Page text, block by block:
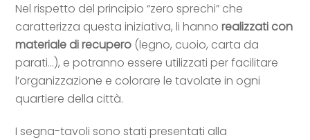
Nel rispetto del principio “zero sprechi” che
caratterizza questa iniziativa, li hannorealizzati con
materiale di recupero (legno, cuoio, carta da
parati…), e potranno essere utilizzati per facilitare
l’organizzazione e colorare le tavolate in ogni
quartiere della città.
I segna-tavoli sono stati presentati alla